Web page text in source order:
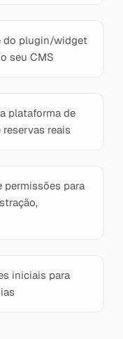
do plugin/widget
seu CMS
plataforma de
reais
permissões para
iniciais para